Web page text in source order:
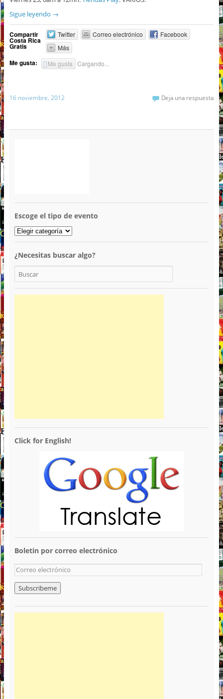
Sigue leyendo →
Compartir
Costa Rica
Gratis
Twitter Correo electrónico
Facebook
Más
Me gusta: Me gusta Cargando...
16 noviembre, 2012 Deja una respuesta
Escoge el tipo de evento
¿Necesitas buscar algo?
Click for English!
Boletin por correo electrónico